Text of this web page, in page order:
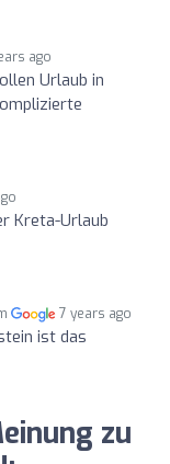
ago
Urlaub in
Kreta-Urlaub
7 years ago
ist das
zu